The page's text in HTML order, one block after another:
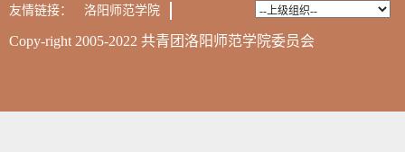
友情链接： 洛阳师范学院
Copy-right 2005-2022 共青团洛阳师范学院委员会